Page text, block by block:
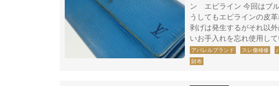
ン エピライン 今回はブ
うしてもエピラインの皮
剥げは発生するがそれ以
いお手入れを忘れ使用し
アパレルブランド スレ傷補修
財布